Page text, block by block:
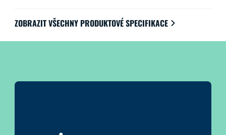
ZOBRAZIT VŠECHNY PRODUKTOVÉ SPECIFIKACE